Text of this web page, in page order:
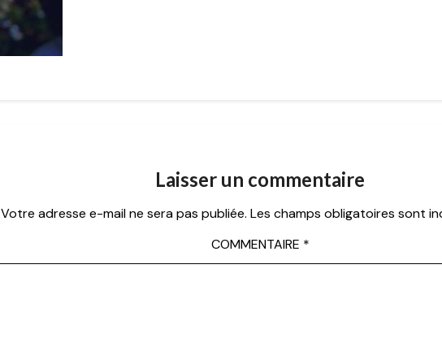
Laisser un commentaire
Votre adresse e-mail ne sera pas publiée. Les champs obligatoires sont
COMMENTAIRE *